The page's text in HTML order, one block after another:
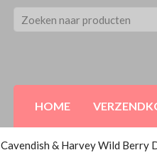
HOME
Cavendish & Harvey Wild Berry